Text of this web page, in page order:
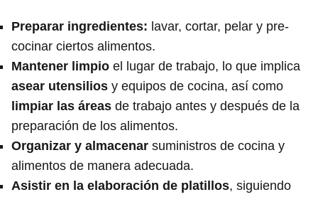
Preparar ingredientes: lavar, cortar, pelar y pre-
cocinar ciertos alimentos.
Mantener limpio el lugar de trabajo, lo que implica
asear utensilios y equipos de cocina, así como
limpiar las áreas de trabajo antes y después de la
preparación de los alimentos.
Organizar y almacenar suministros de cocina y
alimentos de manera adecuada.
Asistir en la elaboración de platillos, siguiendo